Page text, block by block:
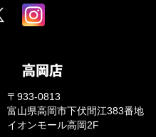
〒933-0813
富山県高岡市下伏間江383番地
イオンモール高岡2F